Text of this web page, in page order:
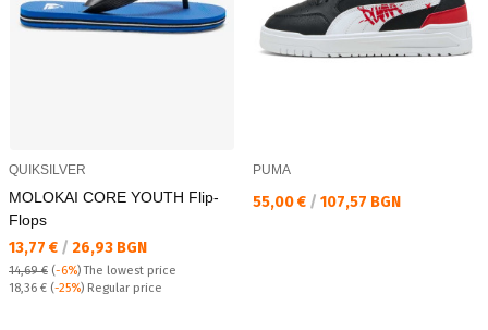
QUIKSILVER
MOLOKAI CORE YOUTH Flip-
Flops
Текуща цена:
13,77 € / 26,93 BGN
14,69 € (-6%)The lowest price
Regular price:
18,36 € (-25%) Regular price
PUMA
Текуща цена:
55,00 € / 107,57 BGN